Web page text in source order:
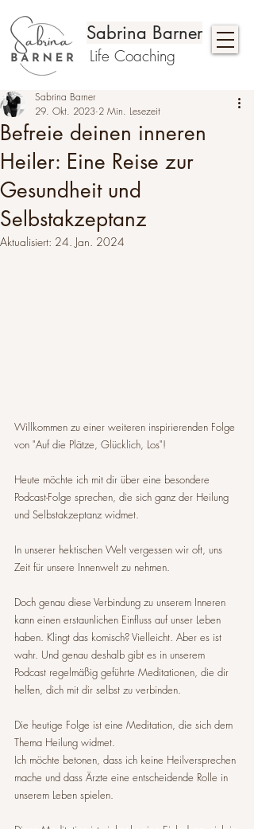
Sabrina Barner
Life Coaching
Befreie deinen inneren
Heiler: Eine Reise zur
Gesundheit und
Selbstakzeptanz
Sabrina Barner
29. Okt. 2023 2 Min. Lesezeit
Aktualisiert: 24. Jan. 2024
Willkommen zu einer weiteren inspirierenden Folge
von "Auf die Plätze, Glücklich, Los"!
Heute möchte ich mit dir über eine besondere
Podcast-Folge sprechen, die sich ganz der Heilung
und Selbstakzeptanz widmet.
In unserer hektischen Welt vergessen wir oft, uns
Zeit für unsere Innenwelt zu nehmen.
Doch genau diese Verbindung zu unserem Inneren
kann einen erstaunlichen Einfluss auf unser Leben
haben. Klingt das komisch? Vielleicht. Aber es ist
wahr. Und genau deshalb gibt es in unserem
Podcast regelmäßig geführte Meditationen, die dir
helfen, dich mit dir selbst zu verbinden.
Die heutige Folge ist eine Meditation, die sich dem
Thema Heilung widmet.
Ich möchte betonen, dass ich keine Heilversprechen
mache und dass Ärzte eine entscheidende Rolle in
unserem Leben spielen.